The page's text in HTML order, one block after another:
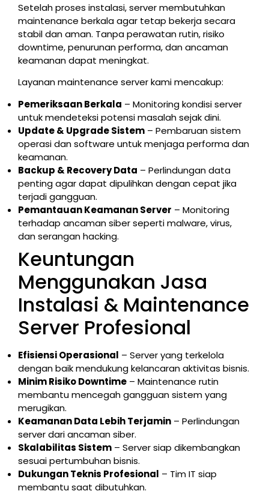
Setelah proses instalasi, server membutuhkan
maintenance berkala agar tetap bekerja secara
stabil dan aman. Tanpa perawatan rutin, risiko
downtime, penurunan performa, dan ancaman
keamanan dapat meningkat.
Layanan maintenance server kami mencakup:
Pemeriksaan Berkala – Monitoring kondisi server
untuk mendeteksi potensi masalah sejak dini.
Update & Upgrade Sistem – Pembaruan sistem
operasi dan software untuk menjaga performa dan
keamanan.
Backup & Recovery Data – Perlindungan data
penting agar dapat dipulihkan dengan cepat jika
terjadi gangguan.
Pemantauan Keamanan Server – Monitoring
terhadap ancaman siber seperti malware, virus,
dan serangan hacking.
Keuntungan
Menggunakan Jasa
Instalasi & Maintenance
Server Profesional
Efisiensi Operasional – Server yang terkelola
dengan baik mendukung kelancaran aktivitas bisnis.
Minim Risiko Downtime – Maintenance rutin
membantu mencegah gangguan sistem yang
merugikan.
Keamanan Data Lebih Terjamin – Perlindungan
server dari ancaman siber.
Skalabilitas Sistem – Server siap dikembangkan
sesuai pertumbuhan bisnis.
Dukungan Teknis Profesional – Tim IT siap
membantu saat dibutuhkan.